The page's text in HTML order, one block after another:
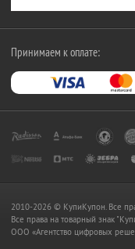
Принимаем к оплате:
2010-2026 © КупиКупон. Все
Все права на товарный знак
OOO «Агентство цифровых